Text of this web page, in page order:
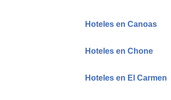
Hoteles en Canoas
Hoteles en Chone
Hoteles en El Carmen